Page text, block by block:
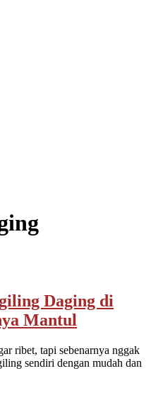
Daging di
Mantul
ribet, tapi sebenarnya nggak
sendiri dengan mudah dan